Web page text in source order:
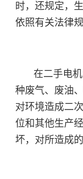
时，还规定，
依照有关法律
在二手电
种废气、废油
对环境造成二
位和其他生产
坏，对所造成